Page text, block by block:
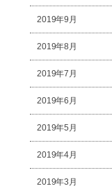
2019年9月
2019年8月
2019年7月
2019年6月
2019年5月
2019年4月
2019年3月